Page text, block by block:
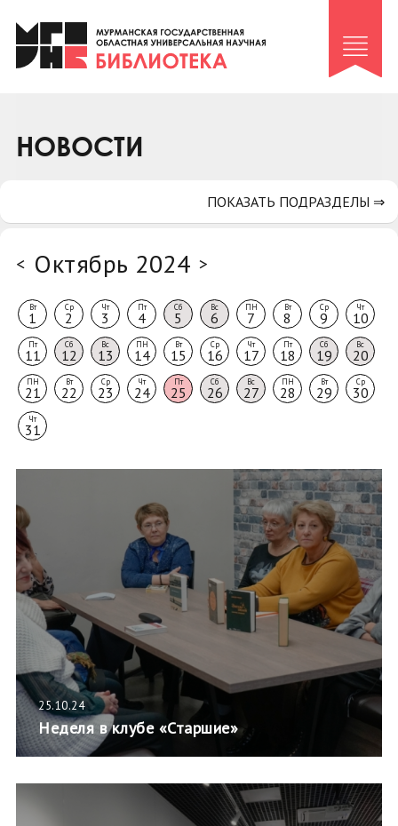
Клуб «Гиря и сельдерей»
Клуб «Семейный архив»
Коллегам
НОВОСТИ
< Октябрь 2024 >
Вт
1
Ср
2
Чт
3
Пт
4
Сб
5
Вс
6
ПН
7
Вт
8
Ср
9
Чт
10
Пт
11
Сб
12
Вс
13
ПН
14
Вт
15
Ср
16
Чт
17
Пт
18
Сб
19
Вс
20
ПН
21
Вт
22
Ср
23
Чт
24
Пт
25
Сб
26
Вс
27
ПН
28
Вт
29
Ср
30
Чт
31
25.10.24
Неделя в клубе «Старшие»
ПОКАЗАТЬ ПОДРАЗДЕЛЫ ⇒